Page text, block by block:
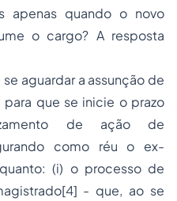
apenas quando o novo
o cargo? A resposta
aguardar a assunção de
que se inicie o prazo
de ação de
como réu o ex-
(i) o processo de
[4] - que, ao se